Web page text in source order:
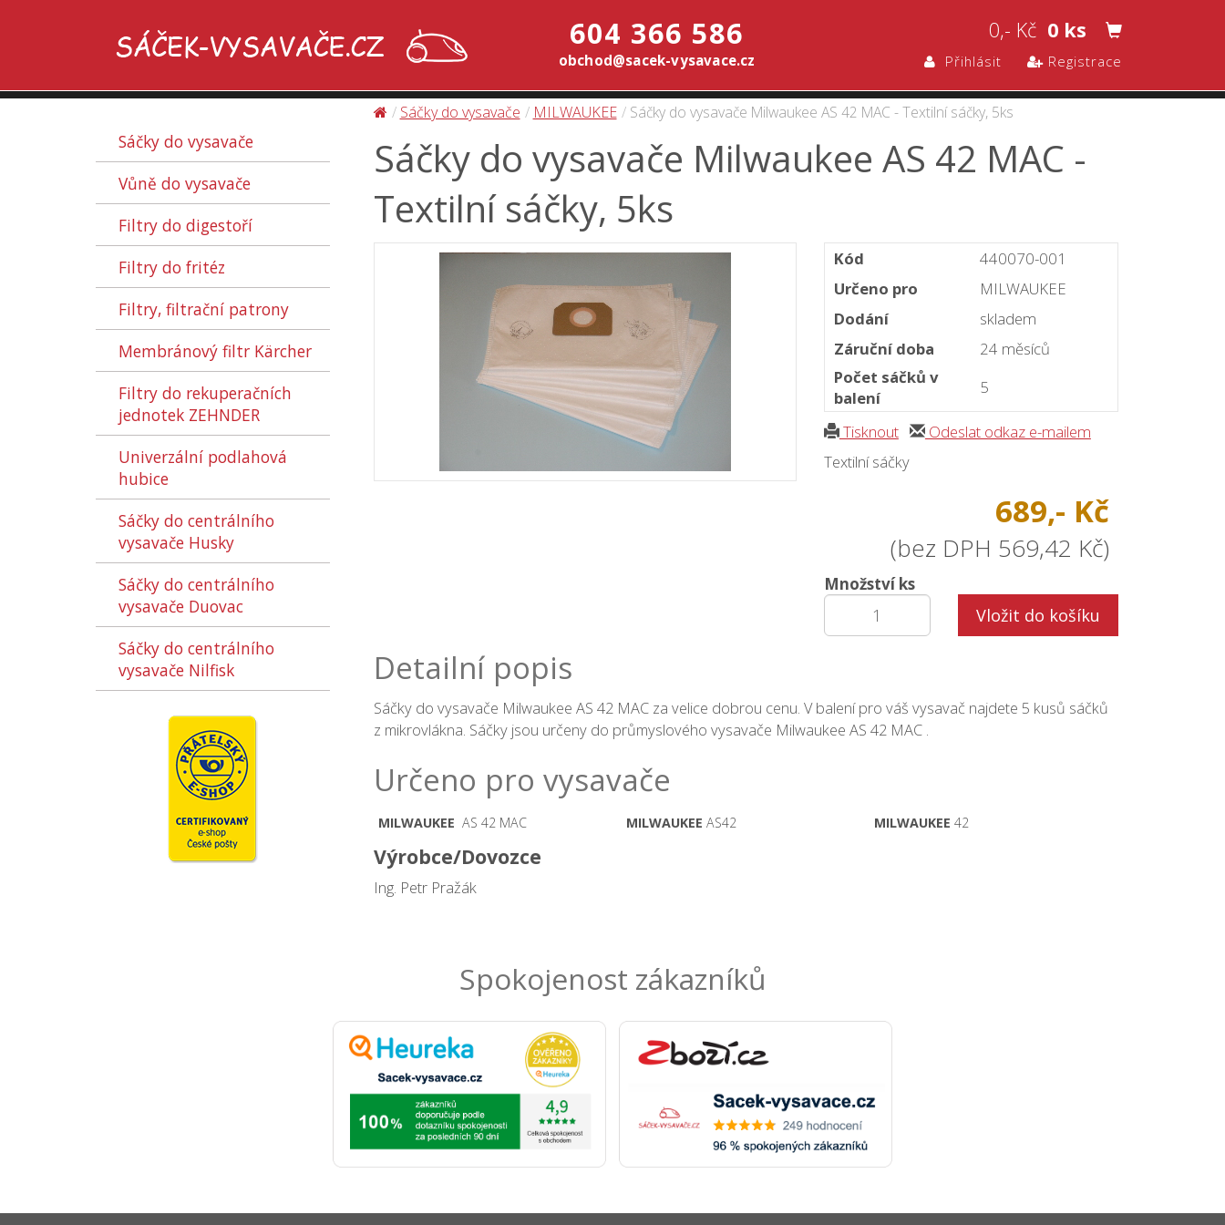
604 366 586
obchod@sacek-vysavace.cz
0,- Kč 0 ks
Přihlásit Registrace
Sáčky do vysavače
Vůně do vysavače
Filtry do digestoří
Filtry do fritéz
Filtry, filtrační patrony
Membránový filtr Kärcher
Filtry do rekuperačních
jednotek ZEHNDER
Univerzální podlahová
hubice
Sáčky do centrálního
vysavače Husky
Sáčky do centrálního
vysavače Duovac
Sáčky do centrálního
vysavače Nilfisk
Sáčky do vysavače MILWAUKEE Sáčky do vysavače Milwaukee AS 42 MAC - Textilní sáčky, 5ks
Sáčky do vysavače Milwaukee AS 42 MAC -
Textilní sáčky, 5ks
Kód
440070-001
Určeno pro
MILWAUKEE
Dodání
skladem
Záruční doba
24 měsíců
Počet sáčků v
balení
5
Tisknout
Odeslat odkaz e-mailem
Textilní sáčky
689,- Kč
(bez DPH 569,42 Kč)
Množství ks
Vložit do košíku
Detailní popis
Sáčky do vysavače Milwaukee AS 42 MAC za velice dobrou cenu. V balení pro váš vysavač najdete 5 kusů sáčků
z mikrovlákna. Sáčky jsou určeny do průmyslového vysavače Milwaukee AS 42 MAC .
Určeno pro vysavače
MILWAUKEE AS 42 MAC MILWAUKEE AS42 MILWAUKEE 42
Výrobce/Dovozce
Ing. Petr Pražák
Spokojenost zákazníků